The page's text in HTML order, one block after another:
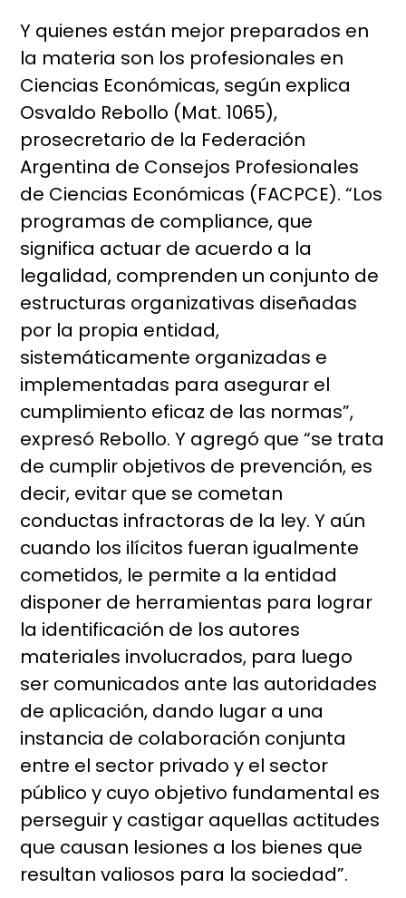
Y quienes están mejor preparados en
la materia son los profesionales en
Ciencias Económicas, según explica
Osvaldo Rebollo (Mat. 1065),
prosecretario de la Federación
Argentina de Consejos Profesionales
de Ciencias Económicas (FACPCE). “Los
programas de compliance, que
significa actuar de acuerdo a la
legalidad, comprenden un conjunto de
estructuras organizativas diseñadas
por la propia entidad,
sistemáticamente organizadas e
implementadas para asegurar el
cumplimiento eficaz de las normas”,
expresó Rebollo. Y agregó que “se trata
de cumplir objetivos de prevención, es
decir, evitar que se cometan
conductas infractoras de la ley. Y aún
cuando los ilícitos fueran igualmente
cometidos, le permite a la entidad
disponer de herramientas para lograr
la identificación de los autores
materiales involucrados, para luego
ser comunicados ante las autoridades
de aplicación, dando lugar a una
instancia de colaboración conjunta
entre el sector privado y el sector
público y cuyo objetivo fundamental es
perseguir y castigar aquellas actitudes
que causan lesiones a los bienes que
resultan valiosos para la sociedad”.